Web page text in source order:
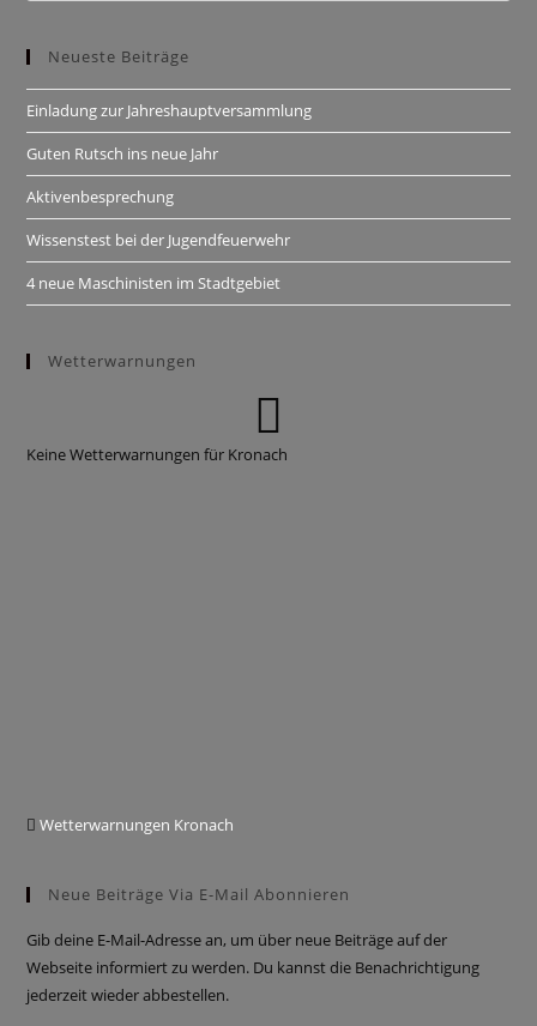
Neueste Beiträge
Einladung zur Jahreshauptversammlung
Guten Rutsch ins neue Jahr
Aktivenbesprechung
Wissenstest bei der Jugendfeuerwehr
4 neue Maschinisten im Stadtgebiet
Wetterwarnungen
Keine Wetterwarnungen für Kronach
Wetterwarnungen Kronach
Neue Beiträge Via E-Mail Abonnieren
Gib deine E-Mail-Adresse an, um über neue Beiträge auf der
Webseite informiert zu werden. Du kannst die Benachrichtigung
jederzeit wieder abbestellen.